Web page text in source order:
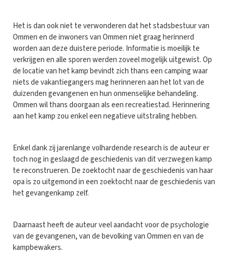
Het is dan ook niet te verwonderen dat het stadsbestuur van
Ommen en de inwoners van Ommen niet graag herinnerd
worden aan deze duistere periode. Informatie is moeilijk te
verkrijgen en alle sporen werden zoveel mogelijk uitgewist. Op
de locatie van het kamp bevindt zich thans een camping waar
niets de vakantiegangers mag herinneren aan het lot van de
duizenden gevangenen en hun onmenselijke behandeling.
Ommen wil thans doorgaan als een recreatiestad. Herinnering
aan het kamp zou enkel een negatieve uitstraling hebben.
Enkel dank zij jarenlange volhardende research is de auteur er
toch nog in geslaagd de geschiedenis van dit verzwegen kamp
te reconstrueren. De zoektocht naar de geschiedenis van haar
opa is zo uitgemond in een zoektocht naar de geschiedenis van
het gevangenkamp zelf.
Daarnaast heeft de auteur veel aandacht voor de psychologie
van de gevangenen, van de bevolking van Ommen en van de
kampbewakers.